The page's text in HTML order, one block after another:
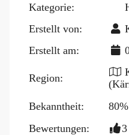
Kategorie:
Erstellt von:
Erstellt am:
Region:
Bekanntheit:
80%
Bewertungen:
3